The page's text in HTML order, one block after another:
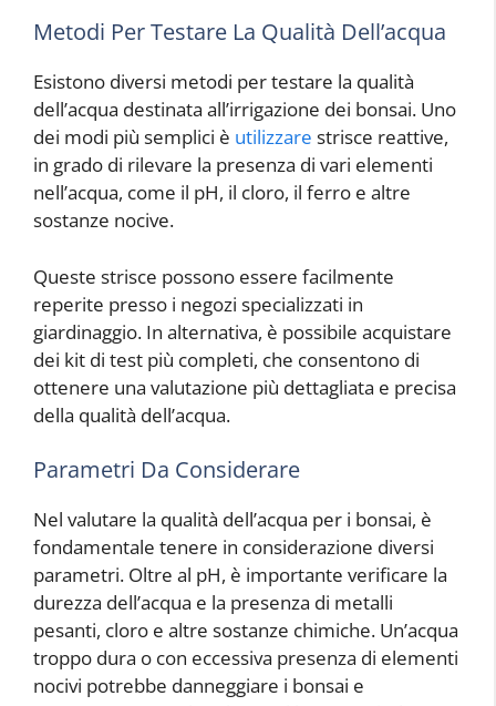
Metodi Per Testare La Qualità Dell’acqua
Esistono diversi metodi per testare la qualità
dell’acqua destinata all’irrigazione dei bonsai. Uno
dei modi più semplici è utilizzare strisce reattive,
in grado di rilevare la presenza di vari elementi
nell’acqua, come il pH, il cloro, il ferro e altre
sostanze nocive.
Queste strisce possono essere facilmente
reperite presso i negozi specializzati in
giardinaggio. In alternativa, è possibile acquistare
dei kit di test più completi, che consentono di
ottenere una valutazione più dettagliata e precisa
della qualità dell’acqua.
Parametri Da Considerare
Nel valutare la qualità dell’acqua per i bonsai, è
fondamentale tenere in considerazione diversi
parametri. Oltre al pH, è importante verificare la
durezza dell’acqua e la presenza di metalli
pesanti, cloro e altre sostanze chimiche. Un’acqua
troppo dura o con eccessiva presenza di elementi
nocivi potrebbe danneggiare i bonsai e